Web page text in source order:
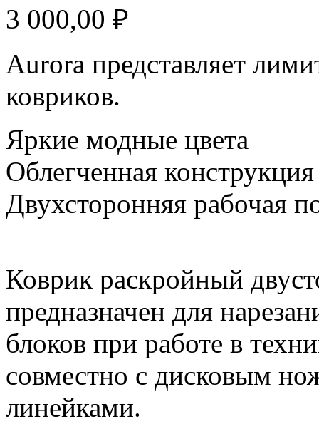
3 000,00 ₽
Aurora представляет
ковриков.
Яркие модные цвета
Облегченная
Двухсторонняя рабочая
Коврик раскройный
предназначен для
блоков при работе в
совместно с дисковым
линейками.